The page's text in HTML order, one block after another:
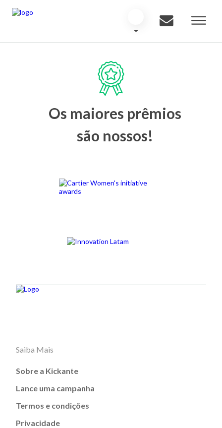
Os maiores prêmios
são nossos!
Saiba Mais
Sobre a Kickante
Lance uma campanha
Termos e condições
Privacidade